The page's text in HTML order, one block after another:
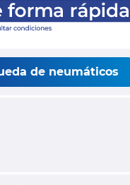
de neumáticos